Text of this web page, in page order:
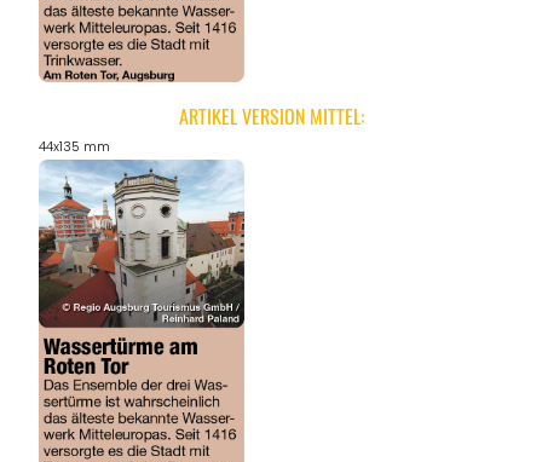
ARTIKEL VERSION MITTEL:
44x135 mm